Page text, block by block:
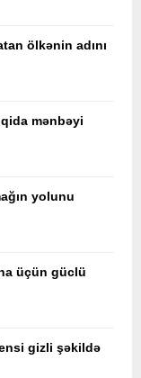
ölkənin adını
mənbəyi
yolunu
üçün güclü
gizli şəkildə